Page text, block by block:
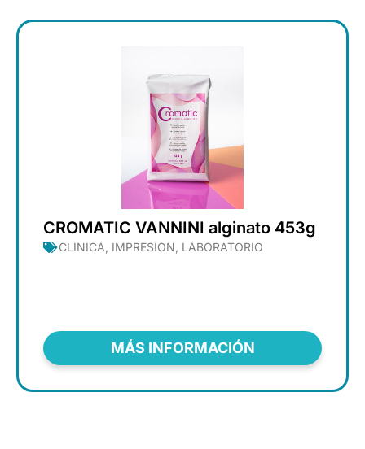
CROMATIC VANNINI alginato 453g
CLINICA IMPRESION LABORATORIO
MÁS INFORMACIÓN